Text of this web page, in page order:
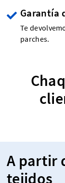
Garantía
Te
parches.
A partir
tejidos